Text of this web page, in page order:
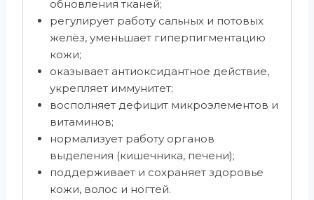
обновления тканей;
регулирует работу сальных и потовых
желёз, уменьшает гиперпигментацию
кожи;
оказывает антиоксидантное действие,
укрепляет иммунитет;
восполняет дефицит микроэлементов и
витаминов;
нормализует работу органов
выделения (кишечника, печени);
поддерживает и сохраняет здоровье
кожи, волос и ногтей.